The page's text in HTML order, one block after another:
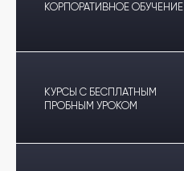
КОРПОРАТИВНОЕ ОБУЧЕНИЕ
КУРСЫ С БЕСПЛАТНЫМ
ПРОБНЫМ УРОКОМ